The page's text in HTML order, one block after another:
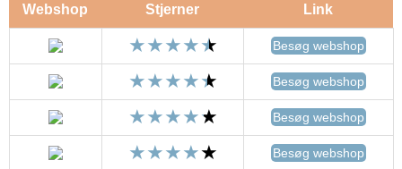
Webshop Stjerner Link
Besøg webshop
Besøg webshop
Besøg webshop
Besøg webshop